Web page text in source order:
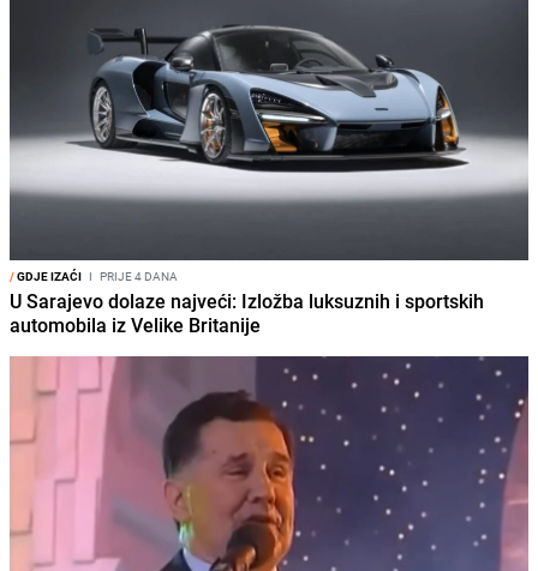
/GDJE IZAĆI I PRIJE 4 DANA
U Sarajevo dolaze najveći: Izložba luksuznih i sportskih
automobila iz Velike Britanije